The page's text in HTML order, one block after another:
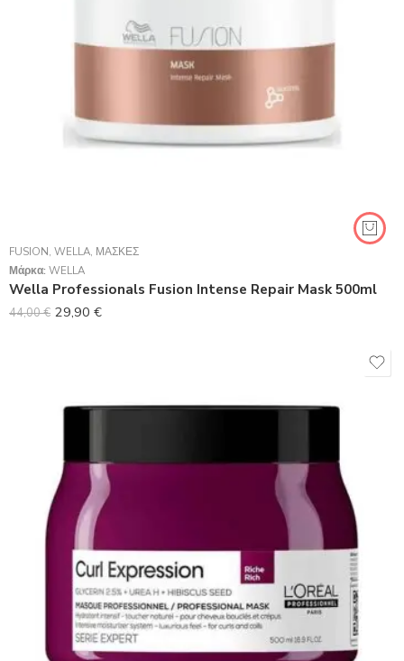
FUSION, WELLA, ΜΆΣΚΕΣ
Μάρκα: WELLA
Wella Professionals Fusion Intense Repair Mask 500ml
44,00€ 29,90 €